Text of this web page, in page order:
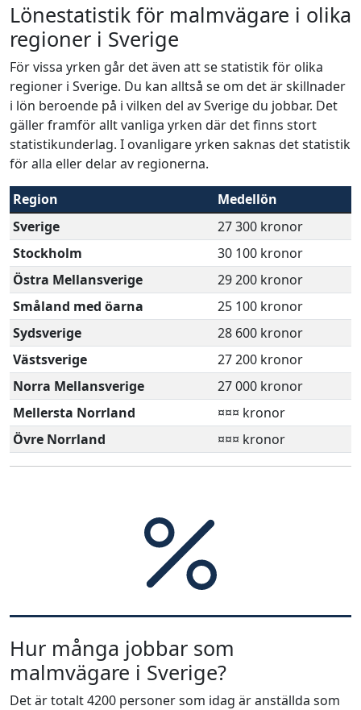
Lönestatistik för malmvägare i olika
regioner i Sverige
För vissa yrken går det även att se statistik för olika
regioner i Sverige. Du kan alltså se om det är skillnader
i lön beroende på i vilken del av Sverige du jobbar. Det
gäller framför allt vanliga yrken där det finns stort
statistikunderlag. I ovanligare yrken saknas det statistik
för alla eller delar av regionerna.
Region
Medellön
Sverige
27 300 kronor
Stockholm
30 100 kronor
Östra Mellansverige
29 200 kronor
Småland med öarna
25 100 kronor
Sydsverige
28 600 kronor
Västsverige
27 200 kronor
Norra Mellansverige
27 000 kronor
Mellersta Norrland
¤¤¤ kronor
Övre Norrland
¤¤¤ kronor
Hur många jobbar som
malmvägare i Sverige?
Det är totalt 4200 personer som idag är anställda som